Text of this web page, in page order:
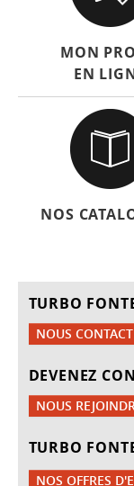
MON
EN
NOS
TURBO
NOUS
DEVENEZ
NOUS
TURBO
NOS OFFRES